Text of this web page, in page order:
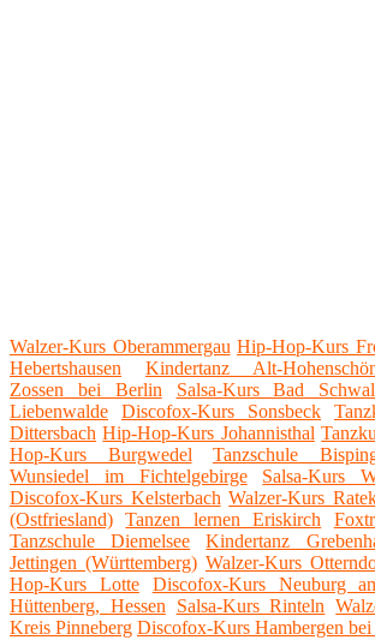
Walzer-Kurs Oberammergau Hip-Hop-Kurs
Hebertshausen
Kindertanz Alt-
Zossen bei Berlin
Salsa-Kurs Bad
Liebenwalde
Discofox-Kurs Sonsbeck
Dittersbach Hip-Hop-Kurs Johannisthal
Hop-Kurs Burgwedel
Tanzschule
Wunsiedel im Fichtelgebirge
Salsa-Kurs
Discofox-Kurs Kelsterbach Walzer-Kurs
(Ostfriesland)
Tanzen lernen Eriskirch
Tanzschule Diemelsee
Kindertanz
Jettingen (Württemberg) Walzer-Kurs
Hop-Kurs Lotte
Discofox-Kurs Neuburg
Hüttenberg, Hessen
Salsa-Kurs Rinteln
Kreis Pinneberg Discofox-Kurs Hambergen bei